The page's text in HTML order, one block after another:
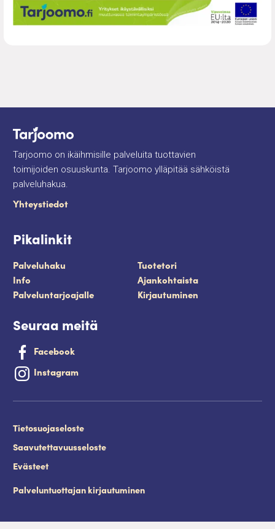
Tarjoomo on ikäihmisille palveluita tuottavien
toimijoiden osuuskunta. Tarjoomo ylläpitää sähköistä
palveluhakua.
Yhteystiedot
Pikalinkit
Palveluhaku
Tuotetori
Info
Ajankohtaista
Palveluntarjoajalle
Kirjautuminen
Seuraa meitä
Facebook
Instagram
Tietosuojaseloste
Saavutettavuusseloste
Evästeet
Palveluntuottajan kirjautuminen